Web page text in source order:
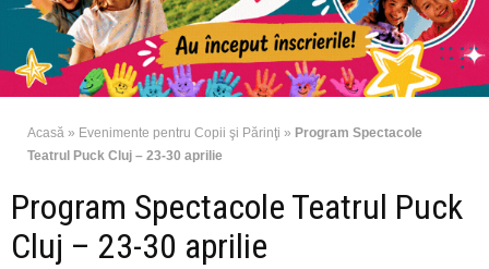
Acasă » Evenimente pentru Copii şi Părinţi » Program Spectacole
Teatrul Puck Cluj – 23-30 aprilie
Program Spectacole Teatrul Puck
Cluj – 23-30 aprilie